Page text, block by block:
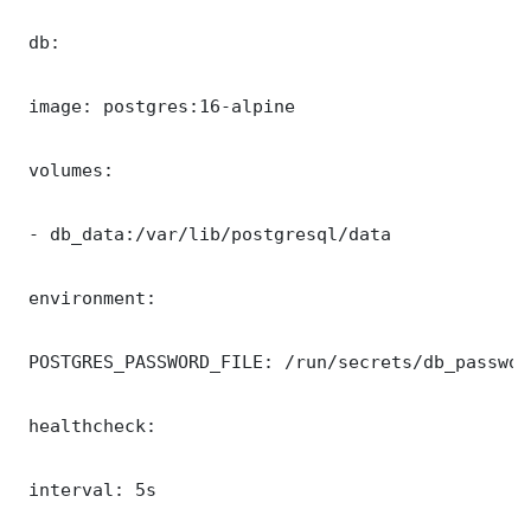
db:
image: postgres:16-alpine
volumes:
- db_data:/var/lib/postgresql/data
environment:
POSTGRES_PASSWORD_FILE: /run/secrets/
healthcheck:
interval: 5s